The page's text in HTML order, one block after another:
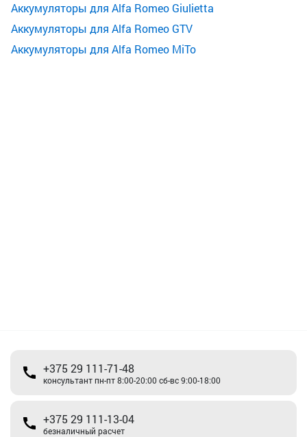
Аккумуляторы для Alfa Romeo Giulietta
Аккумуляторы для Alfa Romeo GTV
Аккумуляторы для Alfa Romeo MiTo
+375 29 111-71-48
консультант пн-пт 8:00-20:00 сб-вс 9:00-18:00
+375 29 111-13-04
безналичный расчет